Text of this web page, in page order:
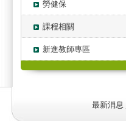
勞健保
課程相關
新進教師專區
最新消息